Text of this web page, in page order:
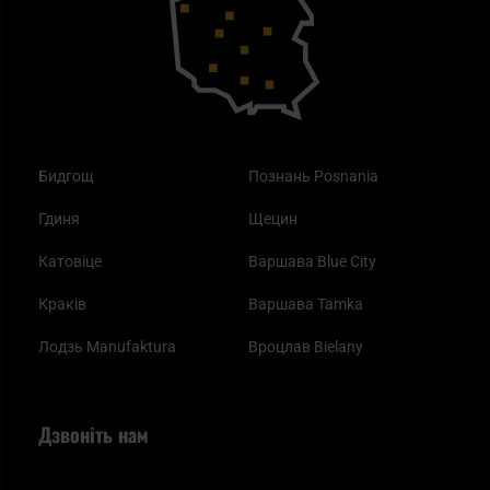
Бидгощ
Гдиня
Катовіце
Краків
Лодзь Manufaktura
Познань Posnania
Щецин
Варшава Blue City
Варшава Tamka
Вроцлав Bielany
Найкращі спальні мішки на осінь
Дзвоніть нам